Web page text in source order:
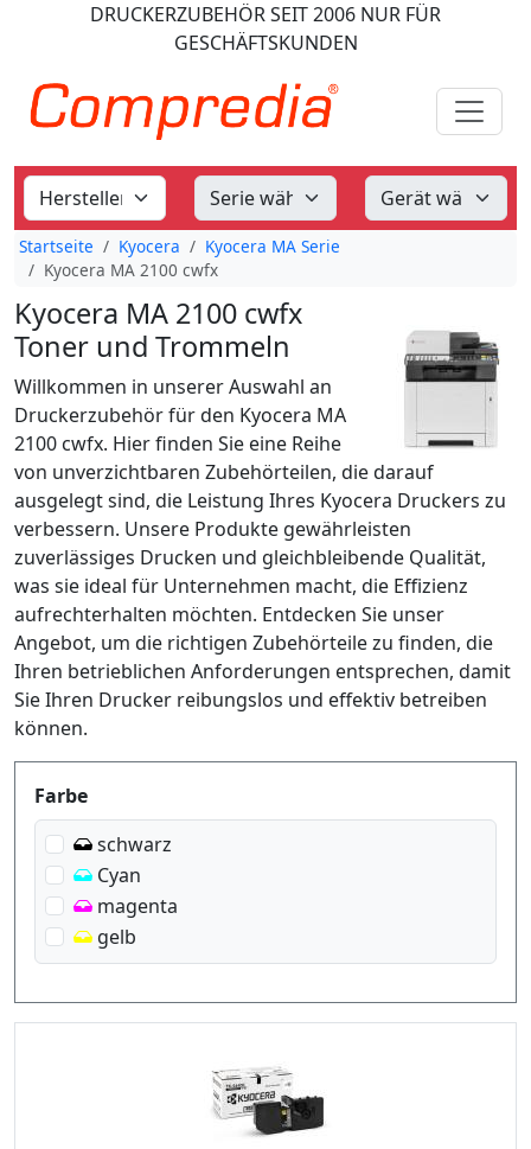
DRUCKERZUBEHÖRSEIT 2006 NUR FÜR
GESCHÄFTSKUNDEN
Startseite Kyocera
Kyocera MA Serie
Kyocera MA 2100 cwfx
Kyocera MA 2100 cwfx
Toner und Trommeln
Willkommen in unserer Auswahl an
Druckerzubehör für den Kyocera MA
2100 cwfx. Hier finden Sie eine Reihe
von unverzichtbaren Zubehörteilen, die darauf
ausgelegt sind, die Leistung Ihres Kyocera Druckers zu
verbessern. Unsere Produkte gewährleisten
zuverlässiges Drucken und gleichbleibende Qualität,
was sie ideal für Unternehmen macht, die Effizienz
aufrechterhalten möchten. Entdecken Sie unser
Angebot, um die richtigen Zubehörteile zu finden, die
Ihren betrieblichen Anforderungen entsprechen, damit
Sie Ihren Drucker reibungslos und effektiv betreiben
können.
Produktfilter
Farbe
schwarz
Cyan
magenta
gelb